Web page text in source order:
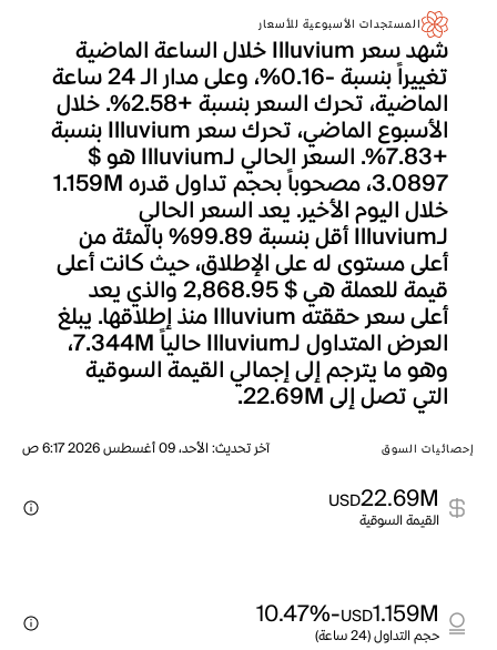
المستجدات الأسبوعية للأسعار
شهد سعر Illuvium خلال الساعة الماضية
تغييراً بنسبة -0.16%، وعلى مدار الـ 24 ساعة
الماضية، تحرك السعر بنسبة +2.58%. خلال
الأسبوع الماضي، تحرك سعر Illuvium بنسبة
+7.83%. السعر الحالي لـIlluvium هو $
3.0897، مصحوباً بحجم تداول قدره 1.159M
خلال اليوم الأخير. يعد السعر الحالي
لـIlluvium أقل بنسبة 99.89% بالمئة من
أعلى مستوى له على الإطلاق، حيث كانت أعلى
قيمة للعملة هي $ 2,868.95 والذي يعد
أعلى سعر حققته Illuvium منذ إطلاقها. يبلغ
العرض المتداول لـIlluvium حالياً 7.344M،
وهو ما يترجم إلى إجمالي القيمة السوقية
التي تصل إلى 22.69M.
إحصائيات السوق آخر تحديث:الأحد، 09 أغسطس 2026 6:17 ص
22.69M
USD
القيمة السوقية
1.159M
USD
-10.47%
حجم التداول (24 ساعة)